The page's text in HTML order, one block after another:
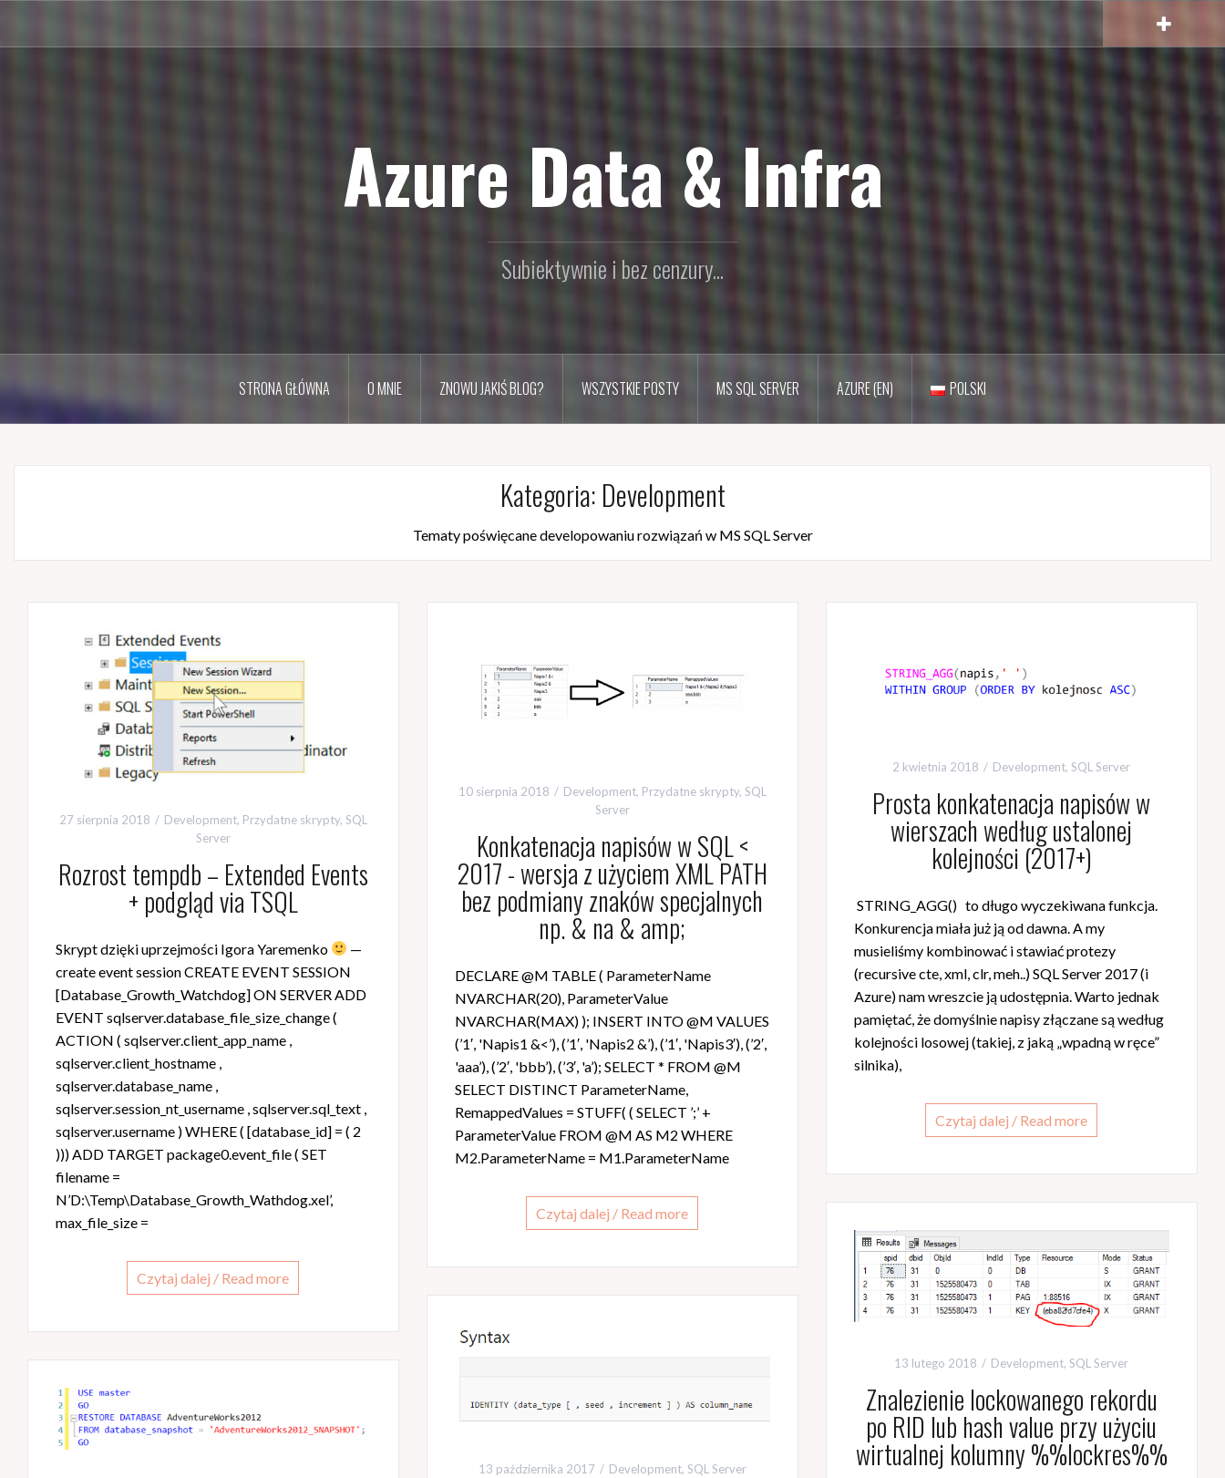
Azure Data & Infra
Subiektywnie i bez cenzury...
STRONA GŁÓWNA O MNIE ZNOWU JAKIŚ BLOG? WSZYSTKIE POSTY MS SQL SERVER AZURE (EN) POLSKI
Kategoria: Development
Tematy poświęcane developowaniu rozwiązań w MS SQL Server
27 sierpnia 2018 Development, Przydatne skrypty, SQL
Server
Rozrost tempdb – Extended Events
+ podgląd via TSQL
Skrypt dzięki uprzejmości Igora Yaremenko
—
create event session CREATE EVENT SESSION
[Database_Growth_Watchdog] ON SERVER ADD
EVENT sqlserver.database_file_size_change (
ACTION ( sqlserver.client_app_name ,
sqlserver.client_hostname ,
sqlserver.database_name ,
sqlserver.session_nt_username , sqlserver.sql_text ,
sqlserver.username ) WHERE ( [database_id] = ( 2
))) ADD TARGET package0.event_file ( SET
filename =
N’D:\Temp\Database_Growth_Wathdog.xel’,
max_file_size =
Czytaj dalej / Read more
10 sierpnia 2018 Development, Przydatne skrypty, SQL
Server
Konkatenacja napisów w SQL <
2017 - wersja z użyciem XML PATH
bez podmiany znaków specjalnych
np. & na & amp;
DECLARE @M TABLE ( ParameterName
NVARCHAR(20), ParameterValue
NVARCHAR(MAX) ); INSERT INTO @M VALUES
(’1′, 'Napis1 &<’), (’1′, 'Napis2 &’), (’1′, 'Napis3′), (’2′,
'aaa’), (’2′, 'bbb’), (’3′, 'a’); SELECT * FROM @M
SELECT DISTINCT ParameterName,
RemappedValues = STUFF( ( SELECT ’;’ +
ParameterValue FROM @M AS M2 WHERE
M2.ParameterName = M1.ParameterName
Czytaj dalej / Read more
2 kwietnia 2018 Development,SQL Server
Prosta konkatenacja napisów w
wierszach według ustalonej
kolejności (2017+)
STRING_AGG() to długo wyczekiwana funkcja.
Konkurencja miała już ją od dawna. A my
musieliśmy kombinować i stawiać protezy
(recursive cte, xml, clr, meh..) SQL Server 2017 (i
Azure) nam wreszcie ją udostępnia. Warto jednak
pamiętać, że domyślnie napisy złączane są według
kolejności losowej (takiej, z jaką „wpadną w ręce”
silnika),
Czytaj dalej / Read more
13 lutego 2018 Development,SQL Server
Znalezienie lockowanego rekordu
po RID lub hash value przy użyciu
wirtualnej kolumny %%lockres%%
13 października 2017 Development, SQL Server